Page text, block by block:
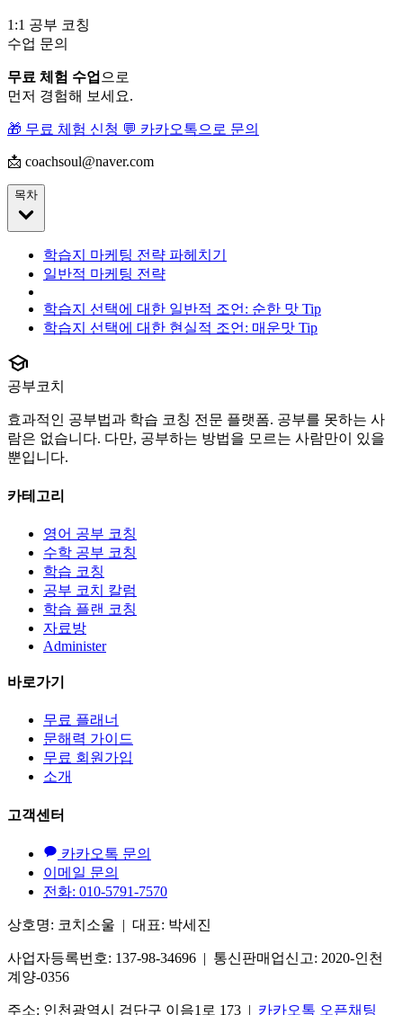
1:1 공부 코칭
수업 문의
무료 체험 수업 으로
먼저 경험해 보세요.
🎁 무료 체험 신청 💬 카카오톡으로 문의
📩 coachsoul@naver.com
목차
학습지 마케팅 전략 파헤치기
일반적 마케팅 전략
학습지 선택에 대한 일반적 조언: 순한 맛 Tip
학습지 선택에 대한 현실적 조언: 매운맛 Tip
school
공부코치
효과적인 공부법과 학습 코칭 전문 플랫폼. 공부를 못하는 사
람은 없습니다. 다만, 공부하는 방법을 모르는 사람만이 있을
뿐입니다.
카테고리
영어 공부 코칭
수학 공부 코칭
학습 코칭
공부 코치 칼럼
학습 플랜 코칭
자료방
Administer
바로가기
무료 플래너
문해력 가이드
무료 회원가입
소개
고객센터
카카오톡 문의
이메일 문의
전화: 010-5791-7570
상호명: 코치소울 | 대표: 박세진
사업자등록번호: 137-98-34696 | 통신판매업신고: 2020-인천
계양-0356
주소: 인천광역시 검단구 이음1로 173 | 카카오톡 오픈채팅